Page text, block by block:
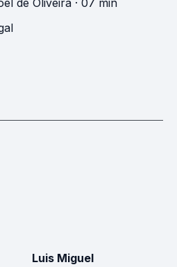
de Oliveira · 07 min
Luis Miguel